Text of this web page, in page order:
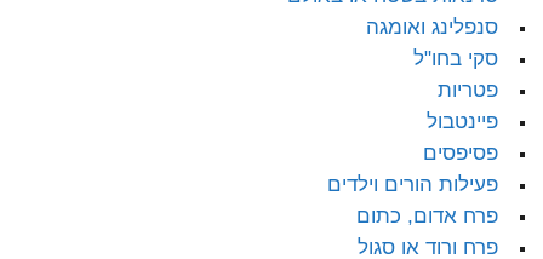
סנפלינג ואומגה
סקי בחו"ל
פטריות
פיינטבול
פסיפסים
פעילות הורים וילדים
פרח אדום, כתום
פרח ורוד או סגול